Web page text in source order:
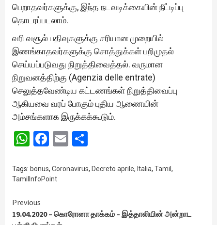
பெறாதவர்களுக்கு, இந்த நடவடிக்கையின் நீட்டிப்பு
தொடரப்படலாம்.
வரி வசூல் பதிவுகளுக்கு சரியான முறையில்
இணங்காதவர்களுக்கு சொத்துக்கள் பறிமுதல்
செய்யப்படுவது நிறுத்திவைத்தல். வருமான
நிறுவனத்திற்கு (Agenzia delle entrate)
செலுத்தவேண்டிய கட்டணங்கள் நிறுத்திவைப்பு
ஆகியவை வரப் போகும் புதிய ஆணையின்
அம்சங்களாக இருக்கக்கூடும்.
WhatsApp
Facebook
Email
Tags: bonus, Coronavirus, Decreto aprile, Italia, Tamil ,
TamilInfoPoint
Continue
Previous
19.04.2020 – கொரோனா தாக்கம் – இத்தாலியின் அன்றாட